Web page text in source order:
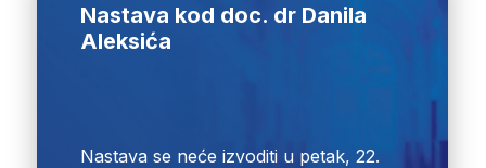
Nastava kod doc. dr Danila
Aleksića
Nastava se neće izvoditi u petak, 22.